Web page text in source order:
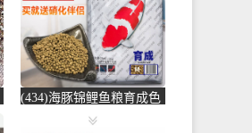
(434)海豚锦鲤鱼粮育成色
扬增体锦鲤金鱼鱼食锦鲤